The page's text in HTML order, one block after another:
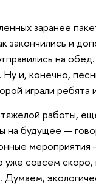
заранее
закончились и
на обед.
и, конечно,
играли ребята
работы,
на будущее —
уже совсем
Думаем,